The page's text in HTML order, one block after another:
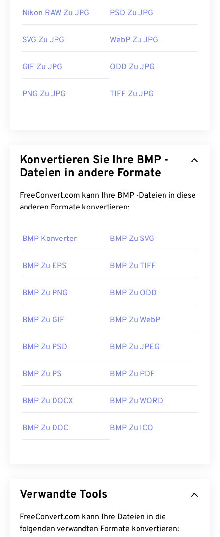
Nikon RAW Zu JPG PSD Zu JPG
SVG Zu JPG WebP Zu JPG
GIF Zu JPG ODD Zu JPG
PNG Zu JPG TIFF Zu JPG
Konvertieren Sie Ihre BMP -
Dateien in andere Formate
FreeConvert.com kann Ihre BMP -Dateien in diese
anderen Formate konvertieren:
BMP Konverter BMP Zu SVG
BMP Zu EPS BMP Zu TIFF
BMP Zu PNG BMP Zu ODD
BMP Zu GIF BMP Zu WebP
BMP Zu PSD BMP Zu JPEG
BMP Zu PS BMP Zu PDF
BMP Zu DOCX BMP Zu WORD
BMP Zu DOC BMP Zu ICO
Verwandte Tools
FreeConvert.com kann Ihre Dateien in die
folgenden verwandten Formate konvertieren: